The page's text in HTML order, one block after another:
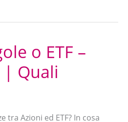
o ETF –
| Quali
tra Azioni ed ETF? In cosa